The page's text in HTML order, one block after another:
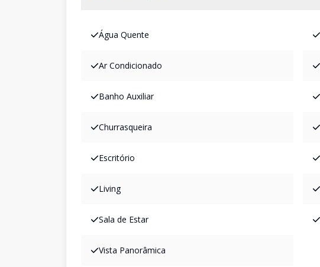
Água Quente
Ar Condicionado
Banho Auxiliar
Churrasqueira
Escritório
Living
Sala de Estar
Vista Panorâmica